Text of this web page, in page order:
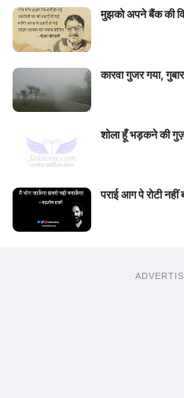
मुझको अपने बैंक की
कारवा गुजर गया,
शोला हूँ भड़कने की
पराई आग पे रोटी